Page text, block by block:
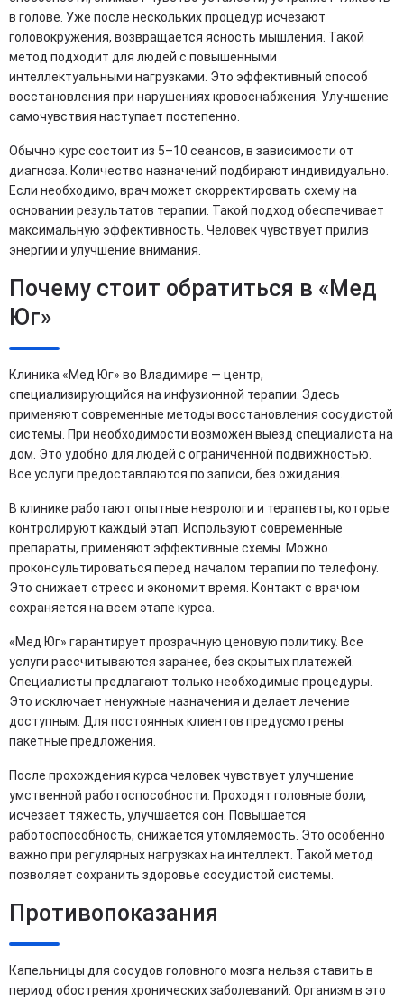
в голове. Уже после нескольких процедур исчезают
головокружения, возвращается ясность мышления. Такой
метод подходит для людей с повышенными
интеллектуальными нагрузками. Это эффективный способ
восстановления при нарушениях кровоснабжения. Улучшение
самочувствия наступает постепенно.
Обычно курс состоит из 5–10 сеансов, в зависимости от
диагноза. Количество назначений подбирают индивидуально.
Если необходимо, врач может скорректировать схему на
основании результатов терапии. Такой подход обеспечивает
максимальную эффективность. Человек чувствует прилив
энергии и улучшение внимания.
Почему стоит обратиться в «Мед
Юг»
Клиника «Мед Юг» во Владимире — центр,
специализирующийся на инфузионной терапии. Здесь
применяют современные методы восстановления сосудистой
системы. При необходимости возможен выезд специалиста на
дом. Это удобно для людей с ограниченной подвижностью.
Все услуги предоставляются по записи, без ожидания.
В клинике работают опытные неврологи и терапевты, которые
контролируют каждый этап. Используют современные
препараты, применяют эффективные схемы. Можно
проконсультироваться перед началом терапии по телефону.
Это снижает стресс и экономит время. Контакт с врачом
сохраняется на всем этапе курса.
«Мед Юг» гарантирует прозрачную ценовую политику. Все
услуги рассчитываются заранее, без скрытых платежей.
Специалисты предлагают только необходимые процедуры.
Это исключает ненужные назначения и делает лечение
доступным. Для постоянных клиентов предусмотрены
пакетные предложения.
После прохождения курса человек чувствует улучшение
умственной работоспособности. Проходят головные боли,
исчезает тяжесть, улучшается сон. Повышается
работоспособность, снижается утомляемость. Это особенно
важно при регулярных нагрузках на интеллект. Такой метод
позволяет сохранить здоровье сосудистой системы.
Противопоказания
Капельницы для сосудов головного мозга нельзя ставить в
период обострения хронических заболеваний. Организм в это